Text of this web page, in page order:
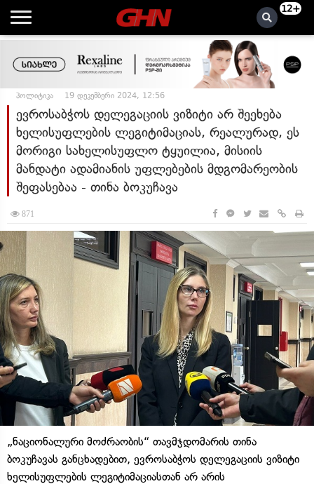
12+
პოლიტიკა 19 დეკემბერი 2024, 12:56
ევროსაბჭოს დელეგაციის ვიზიტი არ შეეხება
ხელისუფლების ლეგიტიმაციას, რეალურად, ეს
მორიგი სახელისუფლო ტყუილია, მისიის
მანდატი ადამიანის უფლებების მდგომარეობის
შეფასებაა - თინა ბოკუჩავა
871
„ნაციონალური მოძრაობის“ თავმჯდომარის თინა
ბოკუჩავას განცხადებით, ევროსაბჭოს დელეგაციის ვიზიტი
ხელისუფლების ლეგიტიმაციასთან არ არის